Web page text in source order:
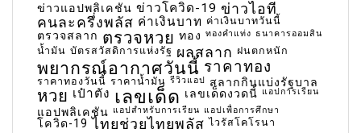
ข่าวแอปพลิเคชัน ข่าวโควิด-19 ข่าวไอที
คนละครึ่งพลัส ค่าเงินบาท ค่าเงินบาทวันนี้
ตรวจสลาก ตรวจหวย ทอง ทองคำแท่ง ธนาคารออมสิน
น้ำมัน บัตรสวัสดิการแห่งรัฐ ผลสลาก ฝนตกหนัก
พยากรณ์อากาศวันนี้ ราคาทอง
ราคาทองวันนี้ ราคาน้ำมัน รีวิวแอป สลากกินแบ่งรัฐบาล
หวย เป๋าตัง เลขเด็ด เลขเด็ดงวดนี้ แอปการเรียน
แอปพลิเคชัน แอปสำหรับการเรียน แอปเพื่อการศึกษา
โควิด-19 ไทยช่วยไทยพลัส ไวรัสโคโรนา